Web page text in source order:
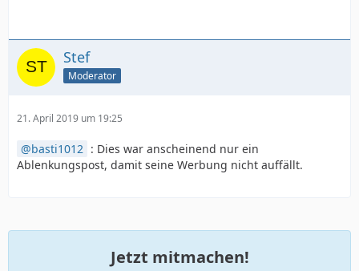
Stef
Moderator
21. April 2019 um 19:25
basti1012 : Dies war anscheinend nur ein
Ablenkungspost, damit seine Werbung nicht auffällt.
Jetzt mitmachen!